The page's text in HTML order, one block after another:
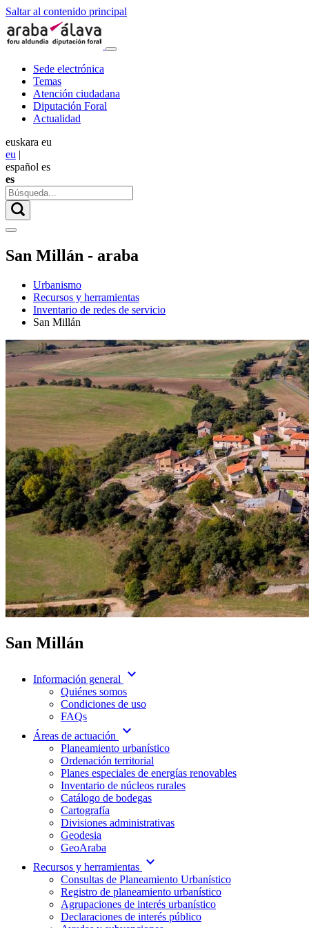
Saltar al contenido principal
Sede electrónica
Temas
Atención ciudadana
Diputación Foral
Actualidad
euskara eu
eu |
español es
es
San Millán - araba
Urbanismo
Recursos y herramientas
Inventario de redes de servicio
San Millán
San Millán
Información general expand_more
Quiénes somos
Condiciones de uso
FAQs
Áreas de actuación
expand_more
Planeamiento urbanístico
Ordenación territorial
Planes especiales de energías renovables
Inventario de núcleos rurales
Catálogo de bodegas
Cartografía
Divisiones administrativas
Geodesia
GeoAraba
Recursos y herramientas expand_more
Consultas de Planeamiento Urbanístico
Registro de planeamiento urbanístico
Agrupaciones de interés urbanístico
Declaraciones de interés público